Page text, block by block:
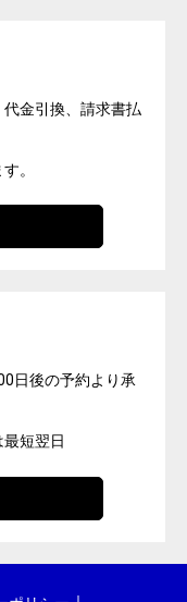
金引換、請求書払
。
日後の予約より承
短翌日